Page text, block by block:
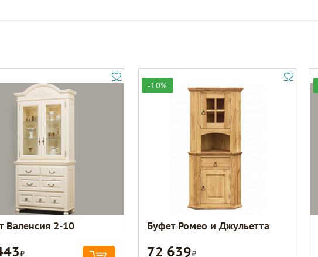
Валенсия 2-10
Р
-10%
Буфет Ромео и Джульетта
72 639Р